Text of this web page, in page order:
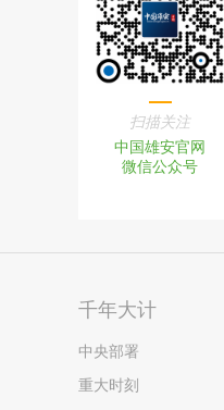
扫描关注
中国雄安官网
微信公众号
千年大计
中央部署
重大时刻